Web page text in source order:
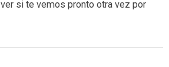
ver si te vemos pronto otra vez por